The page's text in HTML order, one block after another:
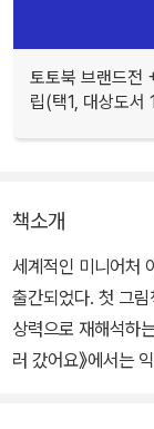
토토북 브랜드전
립(택1, 대상도서
책소개
세계적인 미니어처
출간되었다. 첫 그림
상력으로 재해석하
러 갔어요》에서는